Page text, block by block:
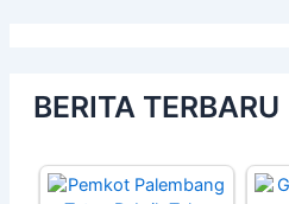
BERITA TERBARU